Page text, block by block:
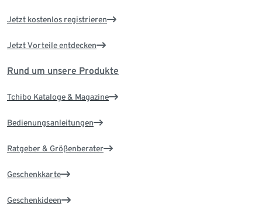
Jetzt kostenlos registrieren
Jetzt Vorteile entdecken
Rund um unsere Produkte
Tchibo Kataloge & Magazine
Bedienungsanleitungen
Ratgeber & Größenberater
Geschenkkarte
Geschenkideen